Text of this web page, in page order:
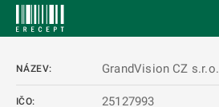
NÁZEV: GrandVision CZ s.r.o.
IČO: 25127993